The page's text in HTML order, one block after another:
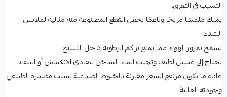
التسبب في التعرق.
يملك ملمسًا مريحًا وناعمًا يجعل القطع المصنوعة منه مثالية لملابس
الشتاء.
يسمح بمرور الهواء مما يمنع تراكم الرطوبة داخل النسيج.
يحتاج إلى غسيل لطيف وتجنب الماء الساخن لتفادي الانكماش أو التلف.
عادة ما يكون مرتفع السعر مقارنة بالخيوط الصناعية بسبب مصدره الطبيعي
وجودته العالية.